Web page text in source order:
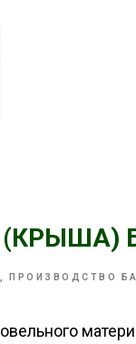
(КРЫША)
ПРОИЗВОДСТВО